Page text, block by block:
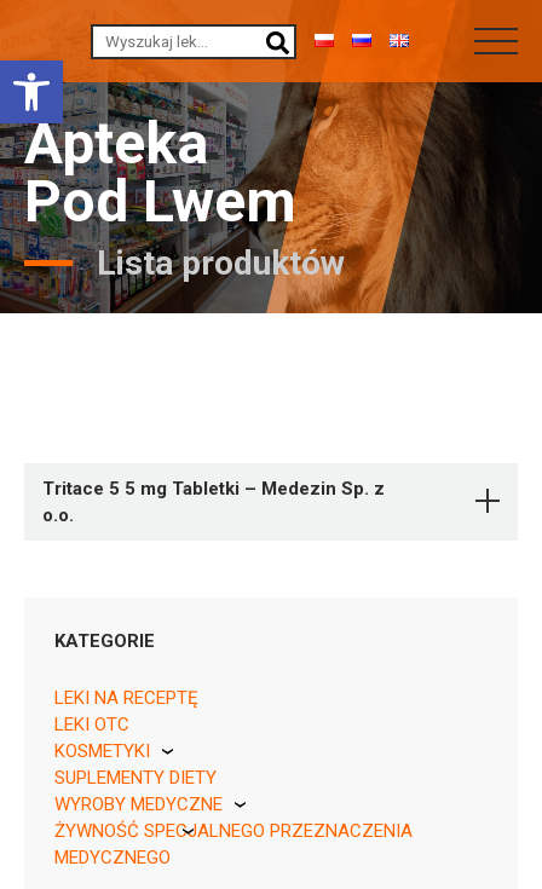
Otwórz pasek narzędzi
Apteka
Pod Lwem
Lista produktów
Tritace 5 5 mg Tabletki – Medezin Sp. z
o.o.
05909991523978 ¦ Rp ¦ 151731
28 tabl.
KATEGORIE
LEKI NA RECEPTĘ
LEKI OTC
KOSMETYKI
Pierre Fabre
SUPLEMENTY DIETY
WYROBY MEDYCZNE
KikGel
ŻYWNOŚĆ SPECJALNEGO PRZEZNACZENIA
MEDYCZNEGO